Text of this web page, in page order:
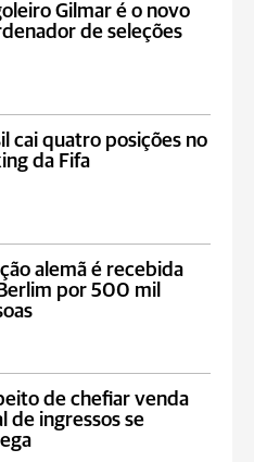
Gilmar é o novo
de seleções
cai quatro posições no
da Fifa
alemã é recebida
por 500 mil
de chefiar venda
de ingressos se